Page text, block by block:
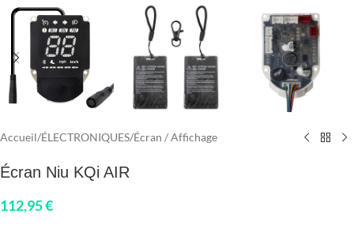
Accueil/ÉLECTRONIQUES/Écran / Affichage
Écran Niu KQi AIR
112,95€